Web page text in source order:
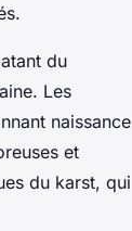
du
Les
naissance
et
du karst, qui